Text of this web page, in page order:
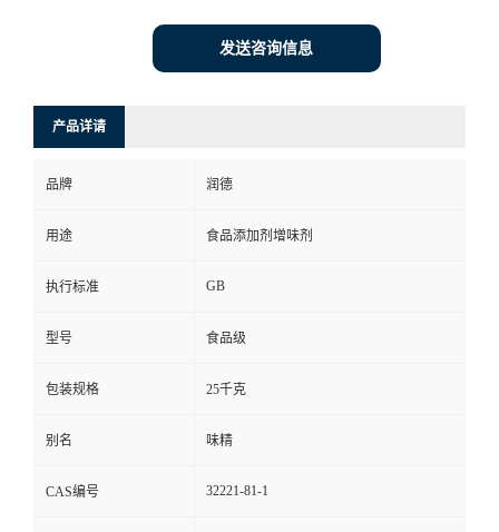
发送咨询信息
产品详请
品牌 润德
用途 食品添加剂增味剂
执行标准 GB
型号 食品级
包装规格 25千克
别名 味精
CAS编号 32221-81-1